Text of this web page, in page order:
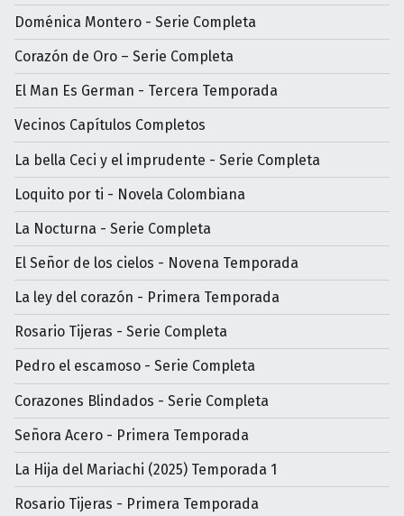
Doménica Montero - Serie Completa
Corazón de Oro – Serie Completa
El Man Es German - Tercera Temporada
Vecinos Capítulos Completos
La bella Ceci y el imprudente - Serie Completa
Loquito por ti - Novela Colombiana
La Nocturna - Serie Completa
El Señor de los cielos - Novena Temporada
La ley del corazón - Primera Temporada
Rosario Tijeras - Serie Completa
Pedro el escamoso - Serie Completa
Corazones Blindados - Serie Completa
Señora Acero - Primera Temporada
La Hija del Mariachi (2025) Temporada 1
Rosario Tijeras - Primera Temporada